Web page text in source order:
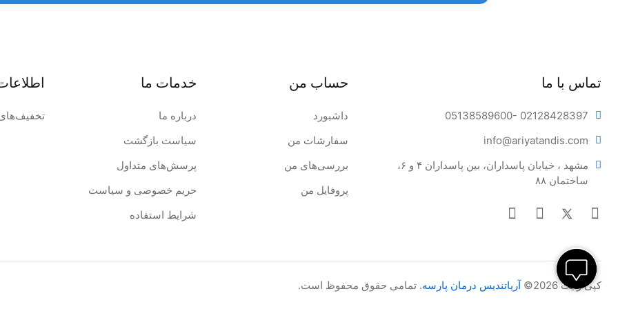
تماس با ما
05138589600- 02128428397
info@ariyatandis.com
ساختمان ۸۸
حساب من
داشبورد
سفارشات من
بررسی‌های من
پروفایل من
خدمات ما
درباره ما
سیاست بازگشت
پرسش‌های متداول
حریم خصوصی و سیاست
شرایط استفاده
کپی رایت 2026© آریاتندیس درمان پارسه. تمامی حقوق محفوظ است.